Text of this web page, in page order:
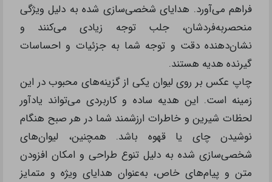
فراهم می‌آورد. هدایای شخصی‌سازی شده به‌ دلیل ویژگی
منحصربه‌فردشان، جلب توجه زیادی می‌کنند و
نشان‌دهنده دقت و توجه شما به جزئیات و احساسات
گیرنده هدیه هستند.
چاپ عکس بر روی لیوان یکی از گزینه‌های محبوب در این
زمینه است. این هدیه ساده و کاربردی می‌تواند یادآور
لحظات شیرین و خاطرات ارزشمند شما در هر صبح هنگام
نوشیدن چای یا قهوه باشد. همچنین، لیوان‌های
شخصی‌سازی شده به‌ دلیل تنوع طراحی و امکان افزودن
متن و پیام‌های خاص، به‌عنوان هدایای ویژه و متمایز